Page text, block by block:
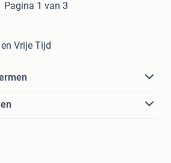
Pagina 1 van 3
Vrije Tijd